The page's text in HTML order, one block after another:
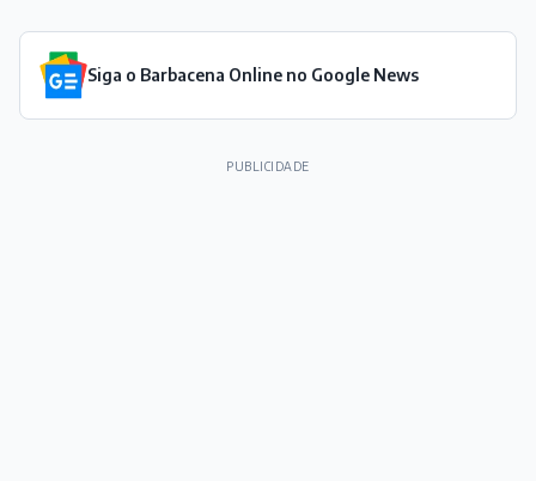
Siga o Barbacena Online no Google News
PUBLICIDADE